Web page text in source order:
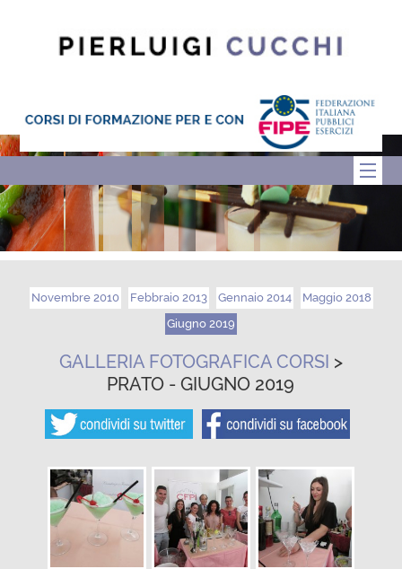
Novembre 2010 Febbraio 2013 Gennaio 2014
Maggio 2018
Giugno 2019
GALLERIA FOTOGRAFICA CORSI >
PRATO - GIUGNO 2019